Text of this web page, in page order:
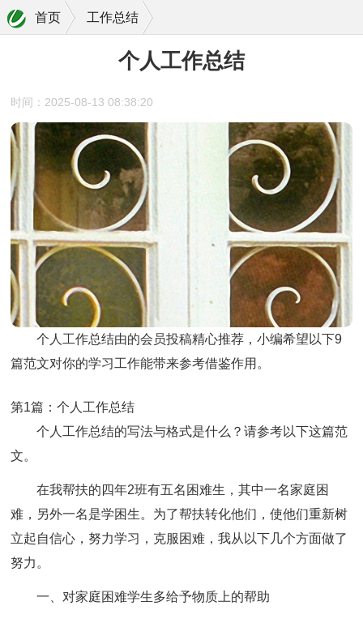
首页 工作总结
个人工作总结
时间：2025-08-13 08:38:20
个人工作总结由的会员投稿精心推荐，小编希望以下9
篇范文对你的学习工作能带来参考借鉴作用。
第1篇：个人工作总结
个人工作总结的写法与格式是什么？请参考以下这篇范
文。
在我帮扶的四年2班有五名困难生，其中一名家庭困
难，另外一名是学困生。为了帮扶转化他们，使他们重新树
立起自信心，努力学习，克服困难，我从以下几个方面做了
努力。
一、对家庭困难学生多给予物质上的帮助